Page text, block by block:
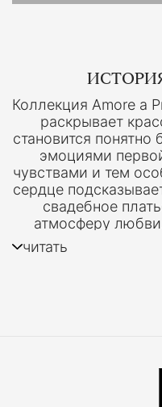
Коллекция Amore a
раскрывает
становится
эмоциями
чувствами и тем
сердце
свадебное
атмосферу
помогая
Свадебные
лёгкость
утончённость
читать